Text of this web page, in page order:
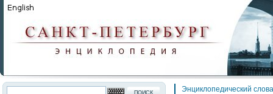
Энциклопедический